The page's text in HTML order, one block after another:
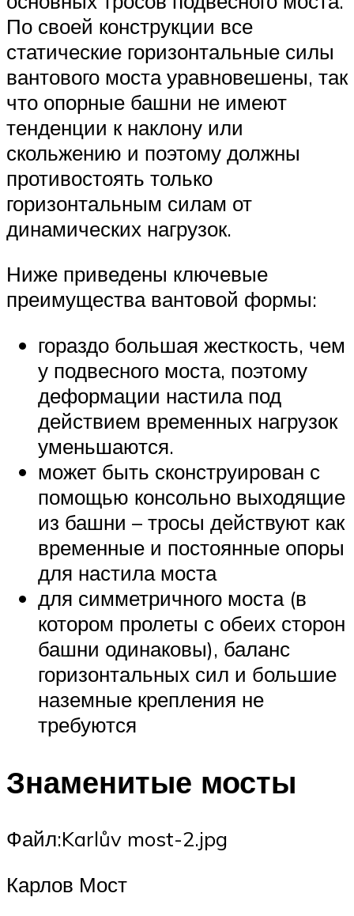
По своей конструкции все
статические горизонтальные силы
вантового моста уравновешены, так
что опорные башни не имеют
тенденции к наклону или
скольжению и поэтому должны
противостоять только
горизонтальным силам от
динамических нагрузок.
Ниже приведены ключевые
преимущества вантовой формы:
гораздо большая жесткость, чем
у подвесного моста, поэтому
деформации настила под
действием временных нагрузок
уменьшаются.
может быть сконструирован с
помощью консольно выходящие
из башни – тросы действуют как
временные и постоянные опоры
для настила моста
для симметричного моста (в
котором пролеты с обеих сторон
башни одинаковы), баланс
горизонтальных сил и большие
наземные крепления не
требуются
Знаменитые мосты
Файл:Karlův most-2.jpg
Карлов Мост